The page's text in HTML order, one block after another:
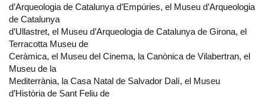
d’Arqueologia de Catalunya d’Empúries, el Museu d’Arqueologia
de Catalunya
d’Ullastret, el Museu d’Arqueologia de Catalunya de Girona, el
Terracotta Museu de
Ceràmica, el Museu del Cinema, la Canònica de Vilabertran, el
Museu de la
Mediterrània, la Casa Natal de Salvador Dalí, el Museu
d’Història de Sant Feliu de